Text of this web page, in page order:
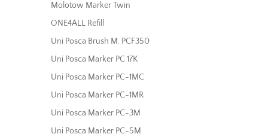
Molotow Marker Twin
ONE4ALL Refill
Uni Posca Brush M. PCF350
Uni Posca Marker PC 17K
Uni Posca Marker PC-1MC
Uni Posca Marker PC-1MR
Uni Posca Marker PC-3M
Uni Posca Marker PC-5M